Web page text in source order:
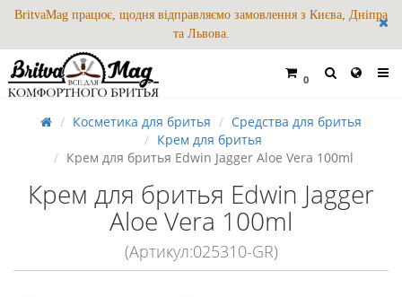
BritvaMag працює, щодня відправляємо замовлення з Києва, Дніпра
та Львова.
0
Косметика для бритья
Средства для бритья
Крем для бритья
Крем для бритья Edwin Jagger Aloe Vera 100ml
Крем для бритья Edwin Jagger
Aloe Vera 100ml
(Артикул:025310-GR)